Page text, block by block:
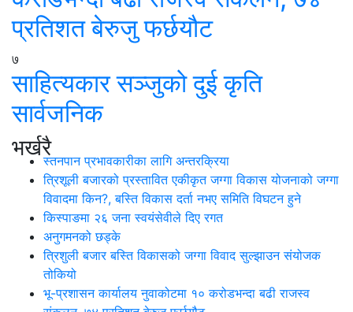
प्रतिशत बेरुजु फर्छयौट
७
साहित्यकार सञ्जुको दुई कृति
सार्वजनिक
भर्खरैस्तनपान प्रभावकारीका लागि अन्तरक्रिया
त्रिशूली बजारको प्रस्तावित एकीकृत जग्गा विकास योजनाको जग्गा
विवादमा किन?, बस्ति विकास दर्ता नभए समिति विघटन हुने
किस्पाङमा २६ जना स्वयंसेवीले दिए रगत
अनुगमनको छड्के
त्रिशुली बजार बस्ति विकासको जग्गा विवाद सुल्झाउन संयोजक
तोकियो
भू-प्रशासन कार्यालय नुवाकोटमा १० करोडभन्दा बढी राजस्व